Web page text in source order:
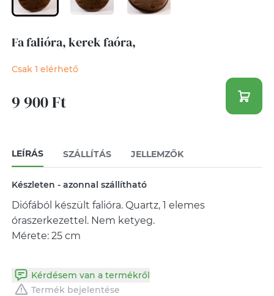
Fa falióra, kerek faóra,
Csak 1 elérhető
9 900 Ft
LEÍRÁS SZÁLLÍTÁS JELLEMZŐK
Készleten - azonnal szállítható
Diófából készült falióra. Quartz, 1 elemes
óraszerkezettel. Nem ketyeg.
Kérdésem van a termékről
Termék bejelentése